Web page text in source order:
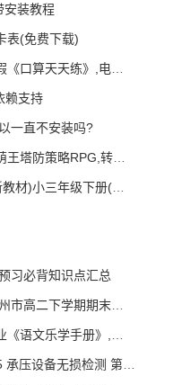
安装教程
表(免费下载)
天天练》,电子版,可打印
赖支持
一直不安装吗?
转生勇士带队重建家园
(全册)教设计(附目录P199).pdf
习必背知识点汇总
二下学期期末调研测试
学手册》,电子版,可打印
无损检测 第2部分:射线检测